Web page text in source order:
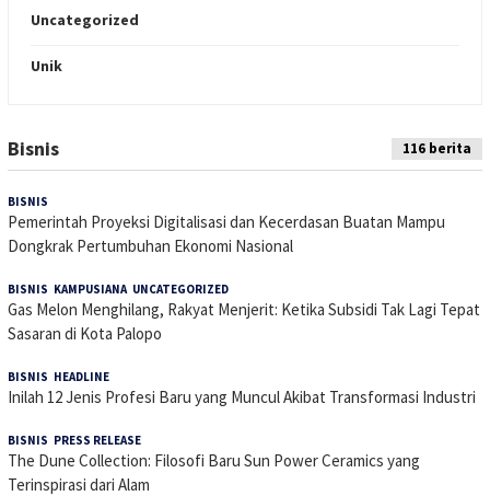
Uncategorized
Unik
Indeks
Berita
Bisnis 116 berita
BISNIS
Pemerintah Proyeksi Digitalisasi dan Kecerdasan Buatan Mampu
Dongkrak Pertumbuhan Ekonomi Nasional
BISNIS KAMPUSIANA UNCATEGORIZED
Gas Melon Menghilang, Rakyat Menjerit: Ketika Subsidi Tak Lagi Tepat
Sasaran di Kota Palopo
BISNIS HEADLINE
Inilah 12 Jenis Profesi Baru yang Muncul Akibat Transformasi Industri
BISNIS PRESS RELEASE
The Dune Collection: Filosofi Baru Sun Power Ceramics yang
Terinspirasi dari Alam